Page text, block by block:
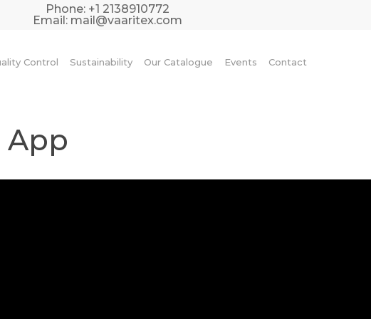
Phone: +1 2138910772
Email: mail@vaaritex.com
Control Sustainability Our Catalogue Events Contact
App